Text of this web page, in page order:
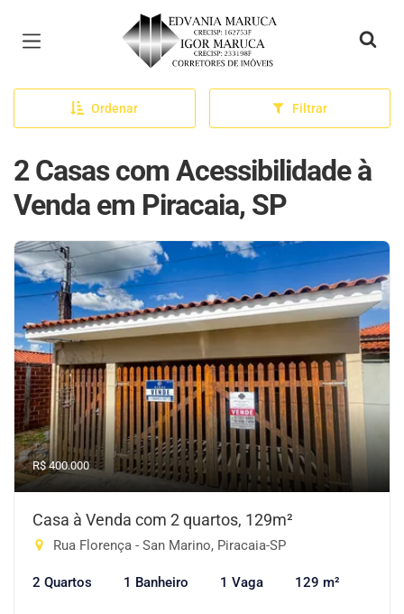
Página inicial
Ordenar Filtrar
2 Casas com Acessibilidade à
Venda em Piracaia, SP
R$ 400.000
Casa à Venda com 2 quartos, 129m²
Rua Florença - San Marino, Piracaia-SP
2 Quartos 1 Banheiro 1 Vaga 129 m²